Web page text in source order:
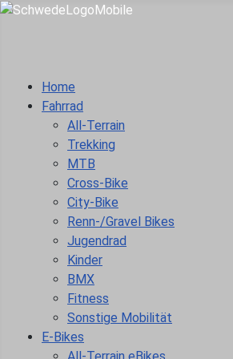
Home
Fahrrad
All-Terrain
Trekking
MTB
Cross-Bike
City-Bike
Renn-/Gravel Bikes
Jugendrad
Kinder
BMX
Fitness
Sonstige Mobilität
E-Bikes